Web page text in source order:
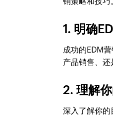
1. 明确
成功的EDM
产品销售、还
2. 理解
深入了解你的